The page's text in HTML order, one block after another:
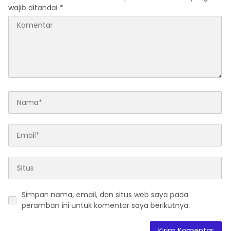
wajib ditandai *
Simpan nama, email, dan situs web saya pada
peramban ini untuk komentar saya berikutnya.